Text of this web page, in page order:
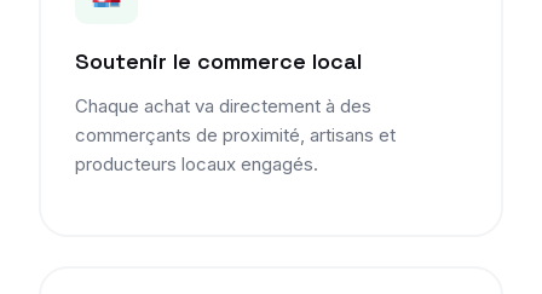
Soutenir le commerce local
Chaque achat va directement à des
commerçants de proximité, artisans et
producteurs locaux engagés.